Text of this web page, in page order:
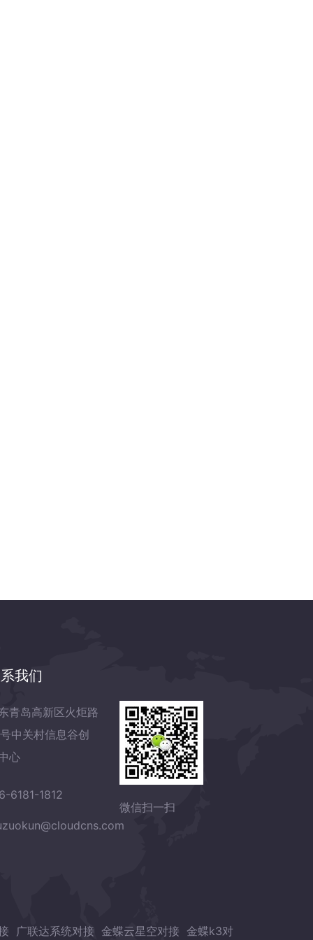
我们
青岛高新区火炬路
中关村信息谷创
心
6181-1812
微信扫一扫
广联达系统对接 金蝶云星空对接 金蝶k3对